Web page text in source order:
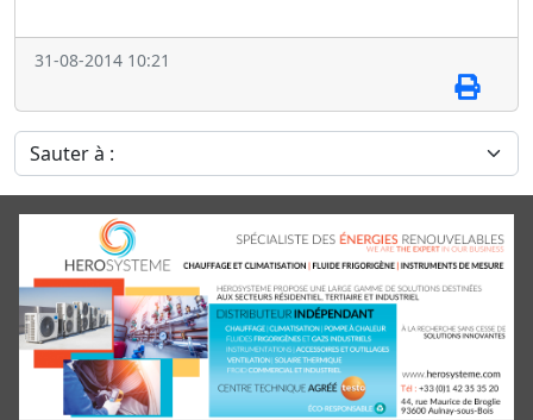
31-08-2014 10:21
Sauter à :